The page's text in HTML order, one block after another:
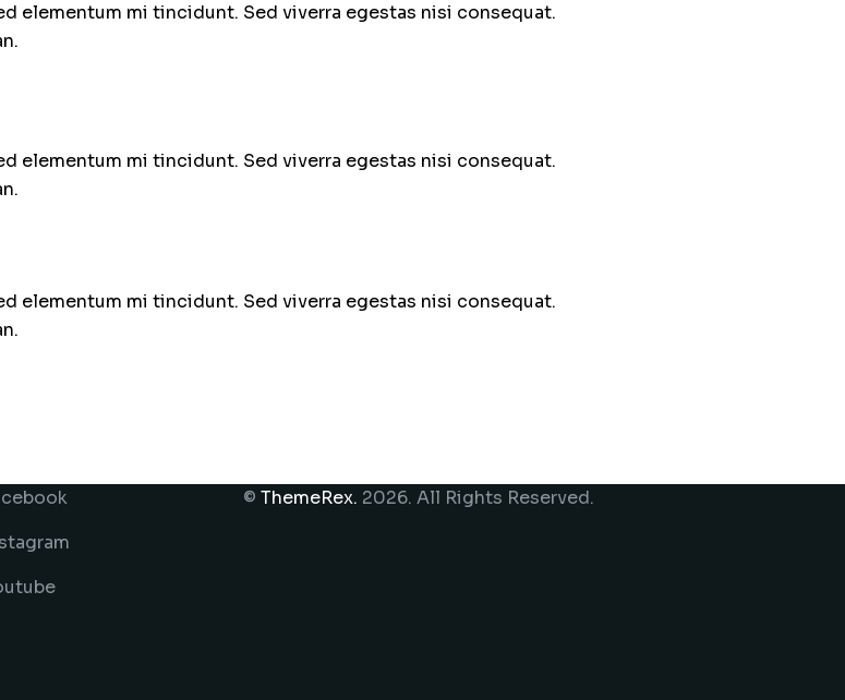
elementum mi tincidunt. Sed viverra egestas nisi consequat.
elementum mi tincidunt. Sed viverra egestas nisi consequat.
elementum mi tincidunt. Sed viverra egestas nisi consequat.
© ThemeRex. 2026. All Rights Reserved.